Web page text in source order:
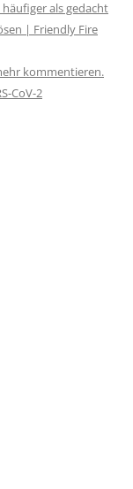
als gedacht
| Friendly Fire
kommentieren.
CoV-2